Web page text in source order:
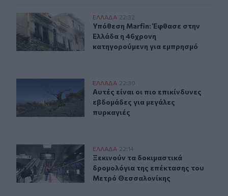
Υπόθεση Marfin: Έφθασε στην Ελλάδα η 46χρονη
ΕΛΛAΔΑ 22:32
Υπόθεση Marfin: Έφθασε στην
Υπόθεση Marfin: Έφθασε στην
Ελλάδα η 46χρονη
κατηγορούμενη για εμπρησμό
Αυτές είναι οι πιο επικίνδυνες εβδομάδες για μεγάλες
ΕΛΛAΔΑ 22:30
Αυτές είναι οι πιο επικίνδυνες
Αυτές είναι οι πιο επικίνδυνες
εβδομάδες για μεγάλες
πυρκαγιές
Ξεκινούν τα δοκιμαστικά δρομολόγια της επέκτασης
ΕΛΛAΔΑ 22:14
Ξεκινούν τα δοκιμαστικά
Ξεκινούν τα δοκιμαστικά
δρομολόγια της επέκτασης του
Μετρό Θεσσαλονίκης